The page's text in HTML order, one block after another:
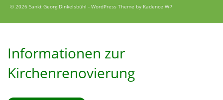
© 2026 Sankt Georg Dinkelsbühl - WordPress Theme by Kadence WP
Informationen zur
Kirchenrenovierung